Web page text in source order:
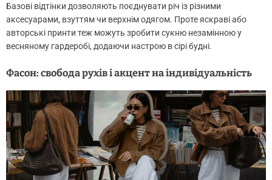
Базові відтінки дозволяють поєднувати річ із різними
аксесуарами, взуттям чи верхнім одягом. Проте яскраві або
авторські принти теж можуть зробити сукню незамінною у
весняному гардеробі, додаючи настрою в сірі будні.
Фасон: свобода рухів і акцент на індивідуальність